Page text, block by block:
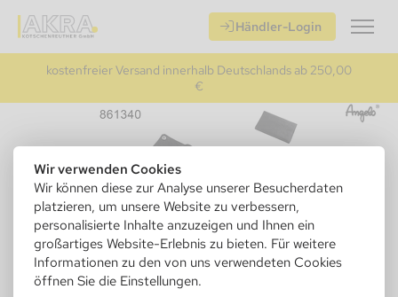
Wir verwenden Cookies
Wir können diese zur Analyse unserer Besucherdaten
platzieren, um unsere Website zu verbessern,
personalisierte Inhalte anzuzeigen und Ihnen ein
großartiges Website-Erlebnis zu bieten. Für weitere
Informationen zu den von uns verwendeten Cookies
öffnen Sie die Einstellungen.
Händler-Login
kostenfreier Versand innerhalb Deutschlands ab 250,00
€